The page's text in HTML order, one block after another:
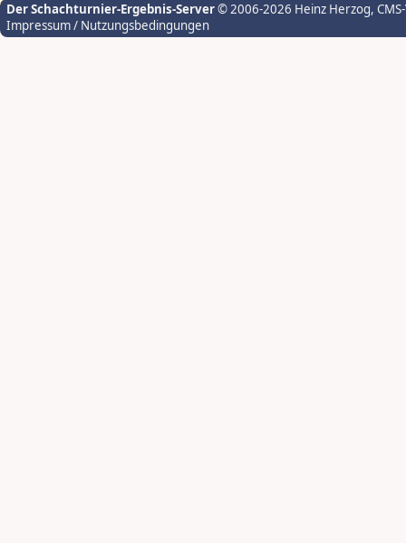
Der Schachturnier-Ergebnis-Server© 2006-2026 Heinz Herzog,
Impressum / Nutzungsbedingungen